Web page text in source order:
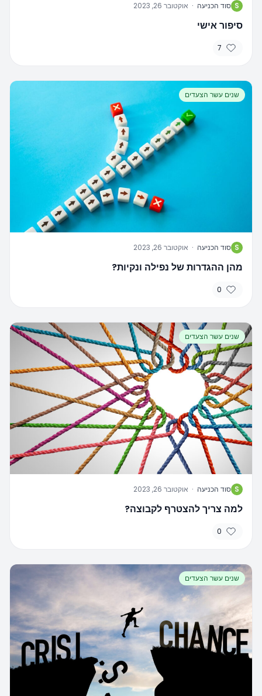
S סוד הכניעה · אוקטובר 26, 2023
סיפור אישי
7
שנים עשר הצעדים
S סוד הכניעה · אוקטובר 26, 2023
מהן ההגדרות של נפילה ונקיות?
0
שנים עשר הצעדים
S סוד הכניעה · אוקטובר 26, 2023
למה צריך להצטרף לקבוצה?
0
שנים עשר הצעדים